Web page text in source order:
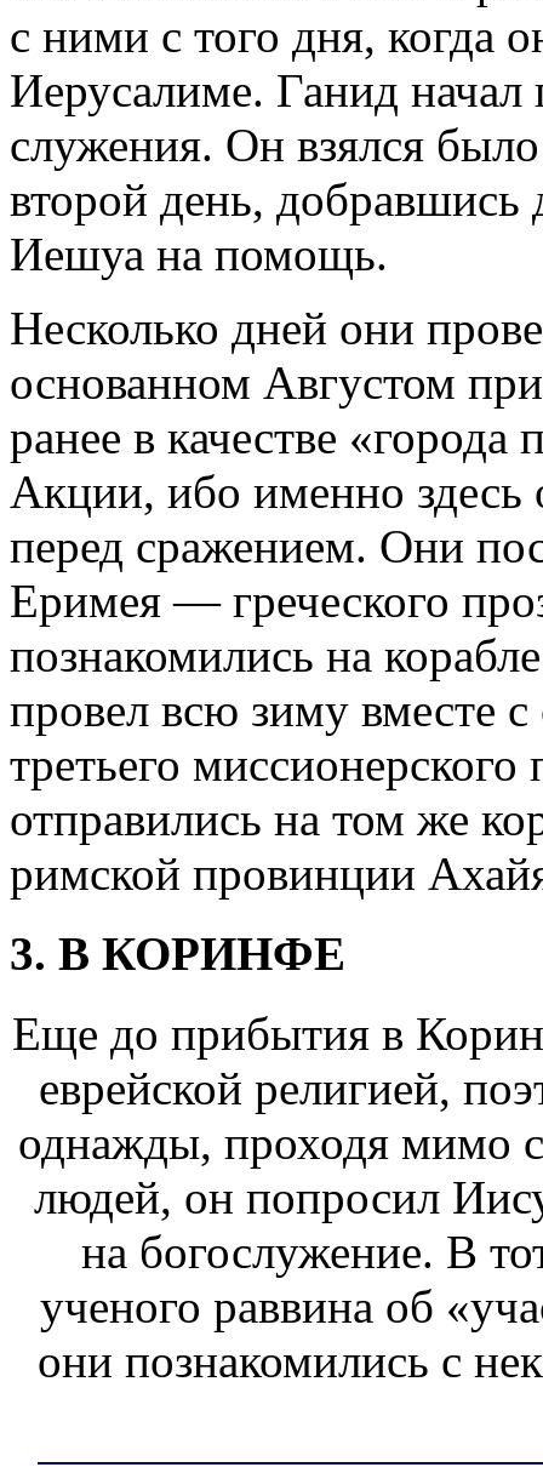
с ними с того дня, когда
Иерусалиме. Ганид начал
служения. Он взялся
второй день, добравшись
Иешуа на помощь.
Несколько дней они
основанном Августом
ранее в качестве
Акции, ибо именно здесь
перед сражением. Они
Еримея — греческого
познакомились на
провел всю зиму вместе
третьего
отправились на том же
римской провинции
3. В КОРИНФЕ
Еще до прибытия в
еврейской религией,
однажды, проходя мимо
людей, он попросил
на богослужение. В
ученого раввина об
они познакомились с